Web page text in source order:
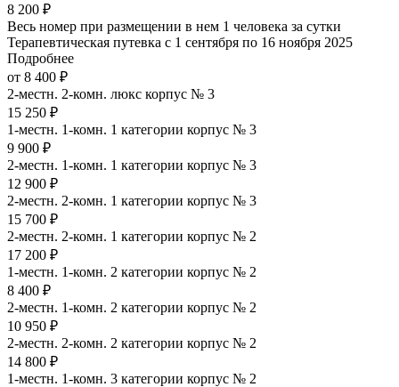
8 200 ₽
Весь номер при размещении в нем 1 человека за сутки
Терапевтическая путевка с 1 сентября по 16 ноября 2025
Подробнее
от 8 400 ₽
2-местн. 2-комн. люкс корпус № 3
15 250 ₽
1-местн. 1-комн. 1 категории корпус № 3
9 900 ₽
2-местн. 1-комн. 1 категории корпус № 3
12 900 ₽
2-местн. 2-комн. 1 категории корпус № 3
15 700 ₽
2-местн. 2-комн. 1 категории корпус № 2
17 200 ₽
1-местн. 1-комн. 2 категории корпус № 2
8 400 ₽
2-местн. 1-комн. 2 категории корпус № 2
10 950 ₽
2-местн. 2-комн. 2 категории корпус № 2
14 800 ₽
1-местн. 1-комн. 3 категории корпус № 2